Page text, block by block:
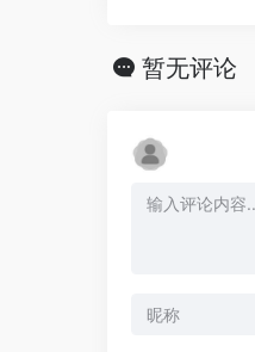
暂无评论